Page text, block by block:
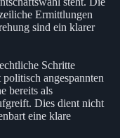
Ermittlungen
sind ein klarer
Schritte
angespannten
bereits als
Dies dient nicht
eine klare